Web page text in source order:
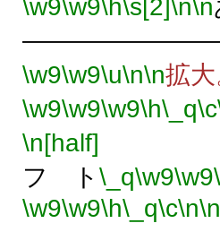
\w9\w9\h\s[2] \n\n
\w9\w9\u\n\n拡
\w9\w9\w9\h\_q\c
\n[half]
フ ト \_q\w9\w9
\w9\w9\h\_q\c\n\n